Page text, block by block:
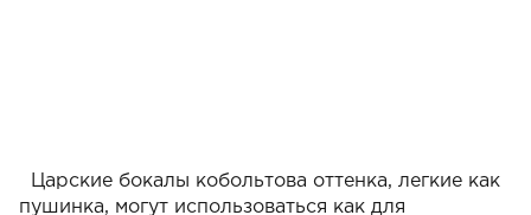
Царские бокалы кобольтова оттенка, легкие как
пушинка, могут использоваться как для